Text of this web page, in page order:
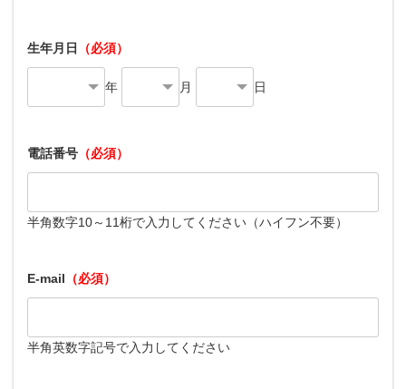
生年月日 （必須）
年 月 日
電話番号 （必須）
半角数字10～11桁で入力してください（ハイフン不要）
E-mail （必須）
半角英数字記号で入力してください